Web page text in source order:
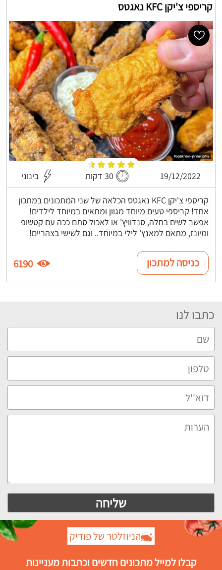
קריספי צ'יקן KFC נאגטס
19/12/2022 30 דקות בינוני
קריספי צ'יקן KFC נאגטס הכלאה של שני המתכונים במתכון
אחד! קריספי טעים מיוחד מגוון ומתאים במיוחד לילדים!
אפשר לשים בחלה, סנדוויץ' או לאכול סתם ככה עם קטשופ
ומיונז, מתאם למאנץ' לילי במיוחד.. וגם לשישי בצהריים!
כניסה למתכון 6190
כתבו לנו
הניוזלטר של פודיק
קבלו למייל מתכונים חדשים וכתבות מעניינות